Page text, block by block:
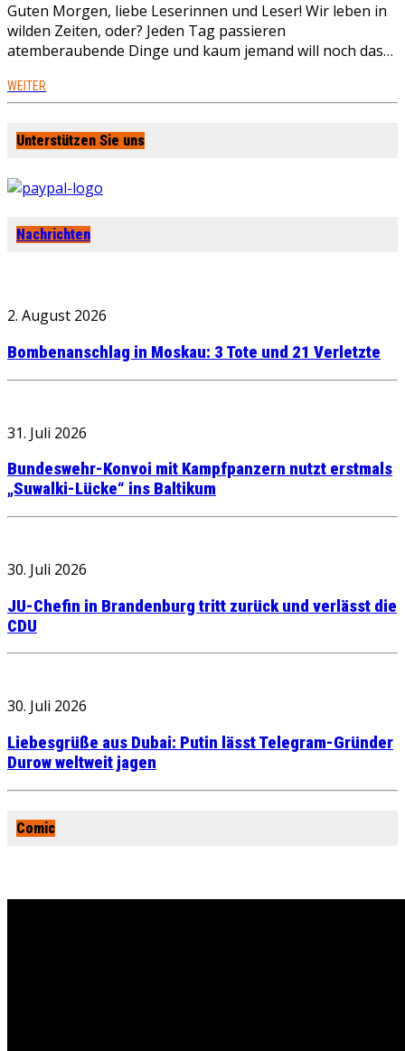
Guten Morgen, liebe Leserinnen und Leser! Wir leben in
wilden Zeiten, oder? Jeden Tag passieren
atemberaubende Dinge und kaum jemand will noch das…
WEITER
Unterstützen Sie uns
Nachrichten
2. August 2026
Bombenanschlag in Moskau: 3 Tote und 21 Verletzte
31. Juli 2026
Bundeswehr-Konvoi mit Kampfpanzern nutzt erstmals
„Suwalki-Lücke“ ins Baltikum
30. Juli 2026
JU-Chefin in Brandenburg tritt zurück und verlässt die
CDU
30. Juli 2026
Liebesgrüße aus Dubai: Putin lässt Telegram-Gründer
Durow weltweit jagen
Comic